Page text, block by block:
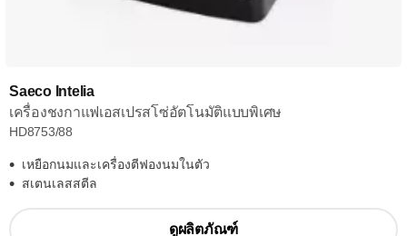
Saeco Intelia
เครื่องชงกาแฟเอสเปรสโซ่อัตโนมัติแบบพิเศษ
HD8753/88
เหยือกนมและเครื่องตีฟองนมในตัว
สเตนเลสสตีล
ดูผลิตภัณฑ์